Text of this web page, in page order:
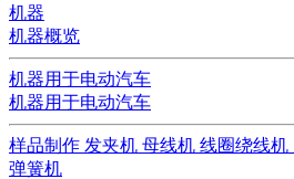
机器
机器概览
机器用于电动汽车
机器用于电动汽车
样品制作 发夹机 母线机 线圈绕线机
弹簧机